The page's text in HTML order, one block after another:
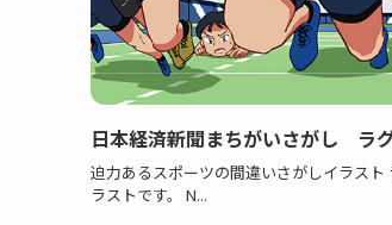
日本経済新聞まちがいさがし ラ
迫力あるスポーツの間違いさがしイラスト
ラストです。 N...